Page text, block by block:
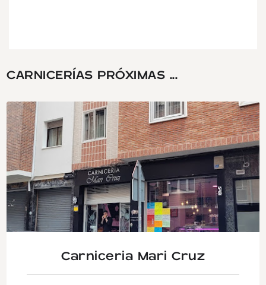
CARNICERÍAS PRÓXIMAS ...
Carniceria Mari Cruz